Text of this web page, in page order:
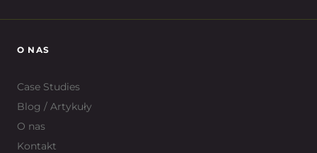
O NAS
Case Studies
Blog / Artykuły
O nas
Kontakt